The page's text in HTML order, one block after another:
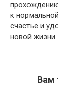
к
счастье и
новой жизни.
Вам